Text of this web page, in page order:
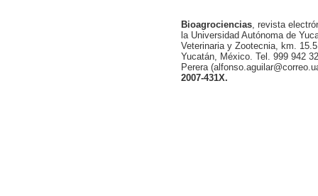
Bioagrociencias, revista
la Universidad Autónoma de
Veterinaria y Zootecnia, km.
Yucatán, México. Tel. 999 942
Perera
2007-431X.